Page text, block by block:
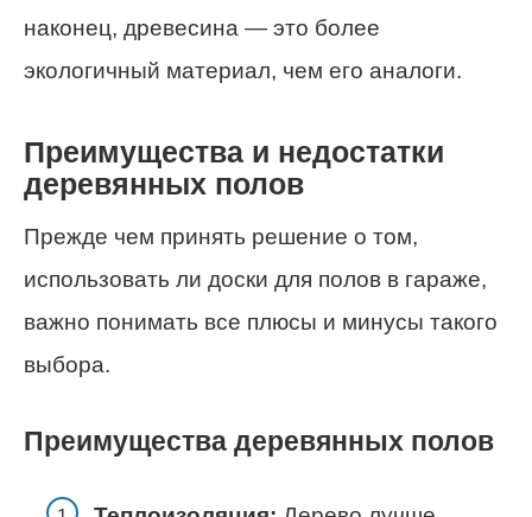
наконец, древесина — это более
экологичный материал, чем его аналоги.
Преимущества и недостатки
деревянных полов
Прежде чем принять решение о том,
использовать ли доски для полов в гараже,
важно понимать все плюсы и минусы такого
выбора.
Преимущества деревянных полов